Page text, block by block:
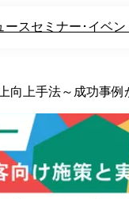
ースセミナー･イベン
向上手法～成功事